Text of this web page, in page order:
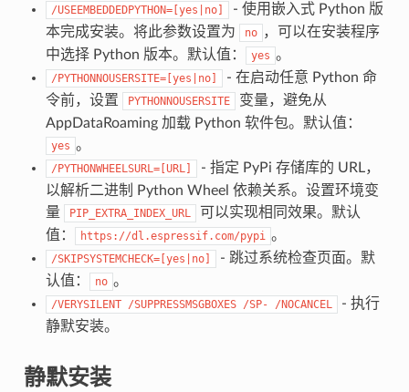
/USEEMBEDDEDPYTHON=[yes|no]
- 使用嵌入式 Python 版
本完成安装。将此参数设置为
no ，可以在安装程序
中选择 Python 版本。默认值：
yes 。
/PYTHONNOUSERSITE=[yes|no]
- 在启动任意 Python 命
令前，设置
PYTHONNOUSERSITE
变量，避免从
AppDataRoaming 加载 Python 软件包。默认值：
yes 。
/PYTHONWHEELSURL=[URL]
- 指定 PyPi 存储库的 URL，
以解析二进制 Python Wheel 依赖关系。设置环境变
量
PIP_EXTRA_INDEX_URL
可以实现相同效果。默认
值：
https://dl.espressif.com/pypi 。
/SKIPSYSTEMCHECK=[yes|no]
- 跳过系统检查页面。默
认值：
no 。
/VERYSILENT /SUPPRESSMSGBOXES /SP- /NOCANCEL
- 执行
静默安装。
静默安装